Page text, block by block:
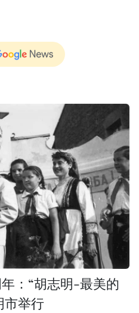
：“胡志明-最美的
市举行